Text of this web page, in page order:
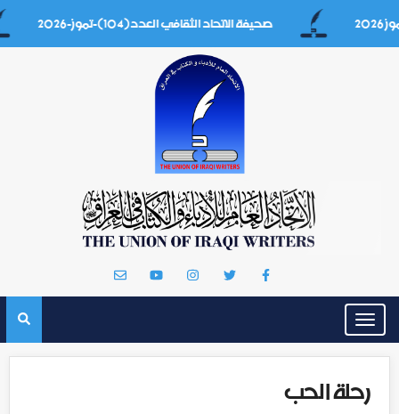
صحيفة الاتحاد الثقافي العدد(104)-تموز-2026
Toggle
navigation
رحلة الحب